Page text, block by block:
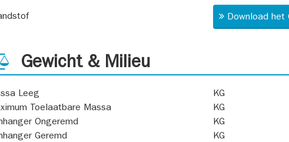
Download
Gewicht & Milieu
Leeg
KG
Toelaatbare Massa
KG
Ongeremd
KG
Geremd
KG